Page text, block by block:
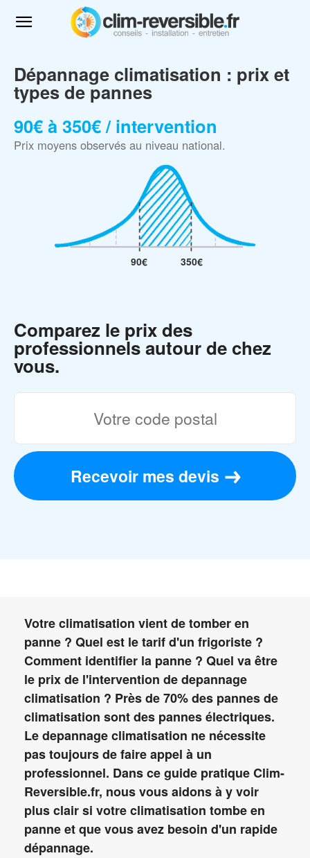
Dépannage climatisation : prix et
types de pannes
90€ à 350€ / intervention
Prix moyens observés au niveau national.
90€ 350€
Comparez le prix des
professionnels autour de chez
vous.
Recevoir mes devis
Votre climatisation vient de tomber en
panne ? Quel est le tarif d'un frigoriste ?
Comment identifier la panne ? Quel va être
le prix de l'intervention de depannage
climatisation ? Près de 70% des pannes de
climatisation sont des pannes électriques.
Le depannage climatisation ne nécessite
pas toujours de faire appel à un
professionnel. Dans ce guide pratique Clim-
Reversible.fr, nous vous aidons à y voir
plus clair si votre climatisation tombe en
panne et que vous avez besoin d'un rapide
dépannage.